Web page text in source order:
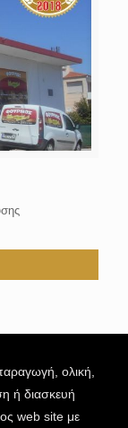
ολική,
ή διασκευή
web site με